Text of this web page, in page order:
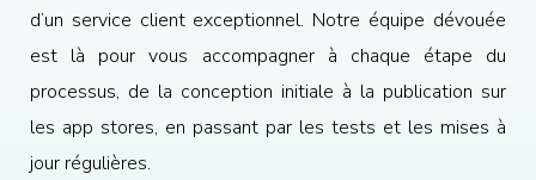
d’un service client exceptionnel. Notre équipe dévouée
est là pour vous accompagner à chaque étape du
processus, de la conception initiale à la publication sur
les app stores, en passant par les tests et les mises à
jour régulières.